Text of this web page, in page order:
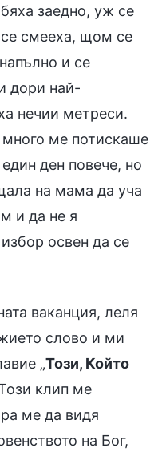
заедно, уж се
се смееха, щом се
и се
дори най-
нечии метреси.
ме потискаше
ден повече, но
на мама да уча
и да не я
освен да се
ваканция, леля
слово и ми
„Този, Който
клип ме
ме да видя
на Бог,